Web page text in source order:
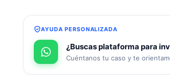
AYUDA PERSONALIZADA
¿Buscas plataforma para
Cuéntanos tu caso y te